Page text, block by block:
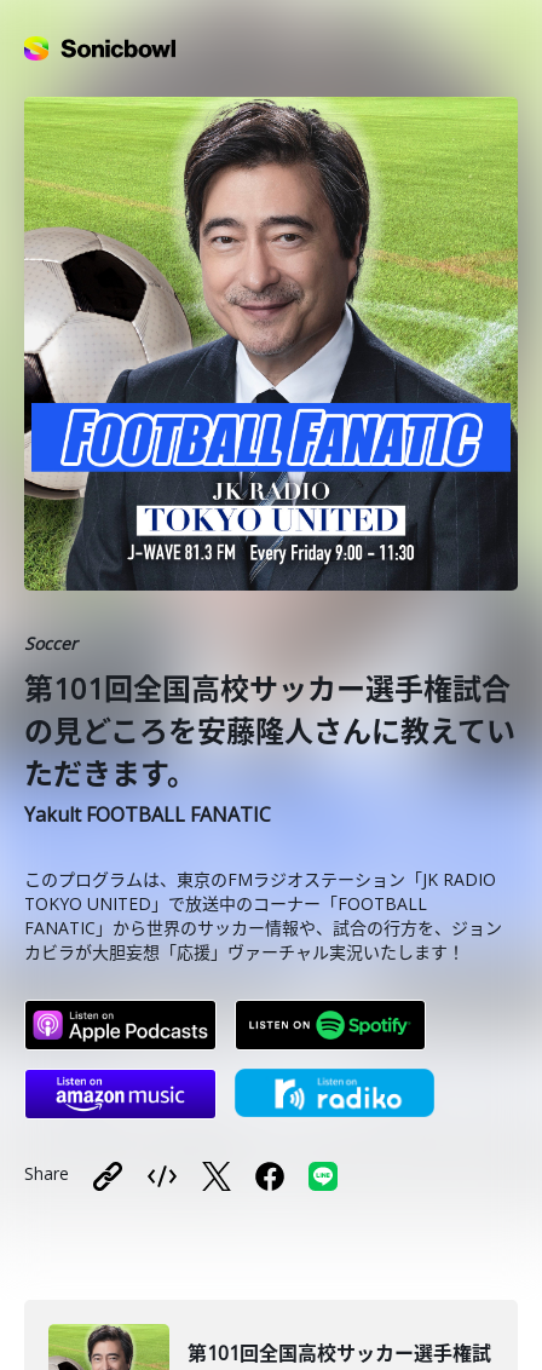
Soccer
第101回全国高校サッカー選手権試合
の見どころを安藤隆人さんに教えてい
ただきます。
Yakult FOOTBALL FANATIC
このプログラムは、東京のFMラジオステーション「JK RADIO
TOKYO UNITED」で放送中のコーナー「FOOTBALL
FANATIC」から世界のサッカー情報や、試合の行方を、ジョン
カビラが大胆妄想「応援」ヴァーチャル実況いたします！
Share
第101回全国高校サッカー選手権試